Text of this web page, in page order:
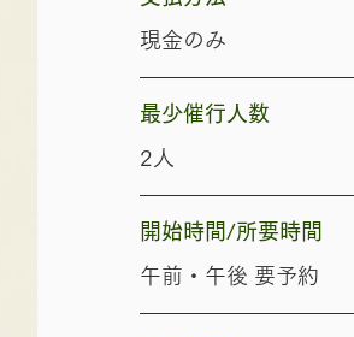
現金のみ
最少催行人数
2人
開始時間/所要時間
午前・午後 要予約